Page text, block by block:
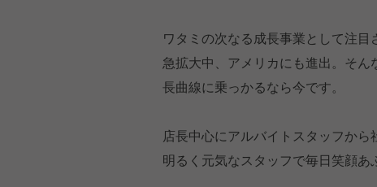
ワタミの次なる成長事業として注
急拡大中、アメリカにも進出。そ
長曲線に乗っかるなら今です。
店長中心にアルバイトスタッフか
明るく元気なスタッフで毎日笑顔あ